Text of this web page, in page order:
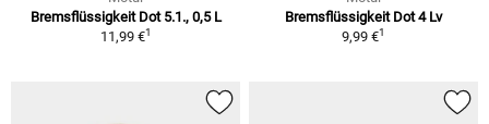
Bremsflüssigkeit Dot 5.1., 0,5 L
11,99 €1
Bremsflüssigkeit Dot 4 Lv
9,99 €1